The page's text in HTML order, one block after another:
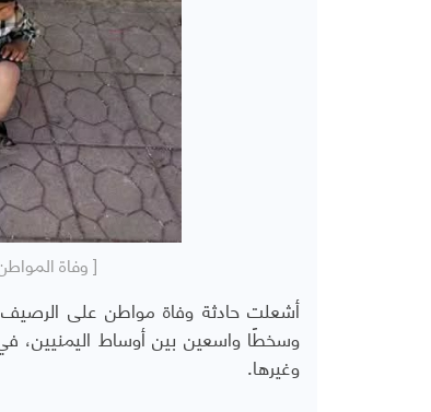
[ وفاة
أشعلت حادثة وفاة مواطن على الرصيف
وسخطًا واسعين بين أوساط اليمنيين، في
وغيرها.